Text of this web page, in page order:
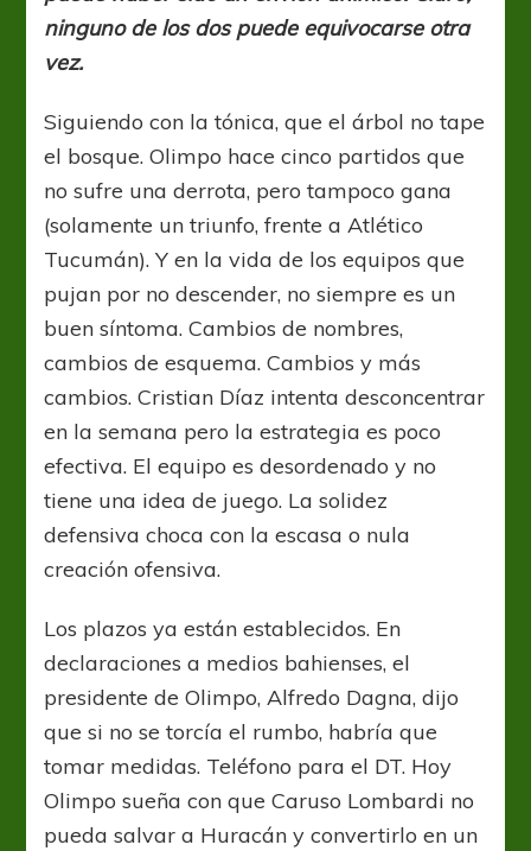
ninguno de los dos puede equivocarse otra
vez.
Siguiendo con la tónica, que el árbol no tape
el bosque. Olimpo hace cinco partidos que
no sufre una derrota, pero tampoco gana
(solamente un triunfo, frente a Atlético
Tucumán). Y en la vida de los equipos que
pujan por no descender, no siempre es un
buen síntoma. Cambios de nombres,
cambios de esquema. Cambios y más
cambios. Cristian Díaz intenta desconcentrar
en la semana pero la estrategia es poco
efectiva. El equipo es desordenado y no
tiene una idea de juego. La solidez
defensiva choca con la escasa o nula
creación ofensiva.
Los plazos ya están establecidos. En
declaraciones a medios bahienses, el
presidente de Olimpo, Alfredo Dagna, dijo
que si no se torcía el rumbo, habría que
tomar medidas. Teléfono para el DT. Hoy
Olimpo sueña con que Caruso Lombardi no
pueda salvar a Huracán y convertirlo en un